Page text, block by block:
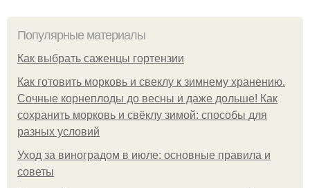
Популярные материалы
Как выбрать саженцы гортензии
Как готовить морковь и свеклу к зимнему хранению.
Сочные корнеплоды до весны и даже дольше! Как
сохранить морковь и свёклу зимой: способы для
разных условий
Уход за виноградом в июле: основные правила и
советы